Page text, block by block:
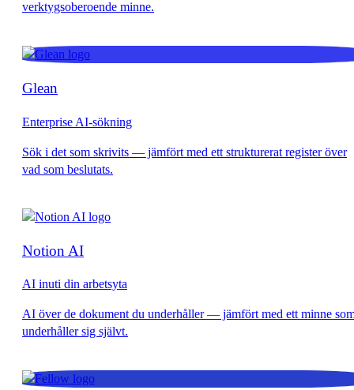
Glean
Enterprise AI-sökning
Notion AI
AI inuti din arbetsyta